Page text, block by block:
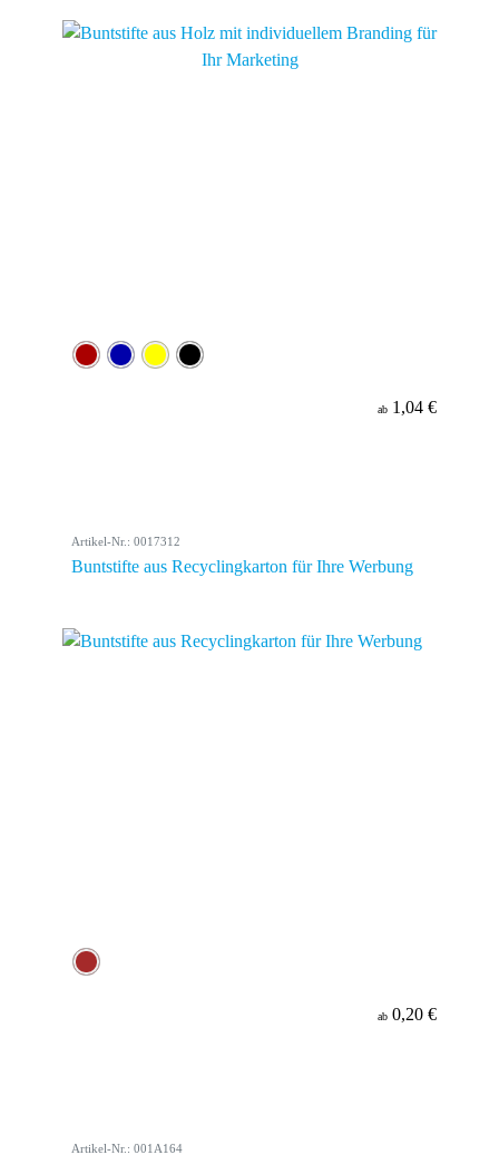
ab 1,04 €
Artikel-Nr.: 0017312
Buntstifte aus Recyclingkarton für Ihre Werbung
ab 0,20 €
Artikel-Nr.: 001A164